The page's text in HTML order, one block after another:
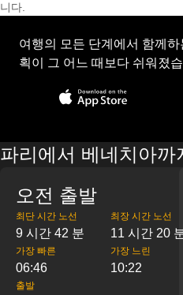
니다.
여행의 모든 단계에서 함께
획이 그 어느 때보다 쉬워졌
파리에서 베네치아까
오전 출발
최단 시간 노선
9 시간 42 분
최장 시간 노선
11 시간 20
가장 빠른
06:46
가장 느린
10:22
출발